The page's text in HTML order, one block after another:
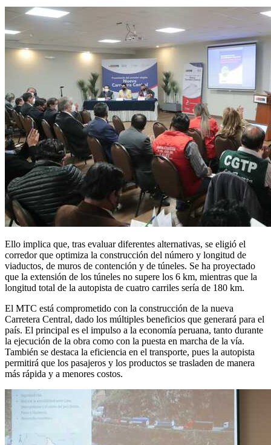
Ello implica que, tras evaluar diferentes alternativas, se eligió el
corredor que optimiza la construcción del número y longitud de
viaductos, de muros de contención y de túneles. Se ha proyectado
que la extensión de los túneles no supere los 6 km, mientras que la
longitud total de la autopista de cuatro carriles sería de 180 km.
El MTC está comprometido con la construcción de la nueva
Carretera Central, dado los múltiples beneficios que generará para el
país. El principal es el impulso a la economía peruana, tanto durante
la ejecución de la obra como con la puesta en marcha de la vía.
También se destaca la eficiencia en el transporte, pues la autopista
permitirá que los pasajeros y los productos se trasladen de manera
más rápida y a menores costos.